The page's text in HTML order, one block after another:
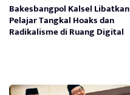
Bakesbangpol Kalsel Libatkan
Pelajar Tangkal Hoaks dan
Radikalisme di Ruang Digital